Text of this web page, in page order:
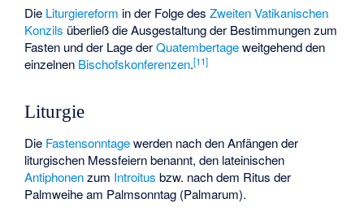
Die Liturgiereform in der Folge desZweiten Vatikanischen
Konzils überließ die Ausgestaltung der Bestimmungen zum
Fasten und der Lage derQuatembertageweitgehend den
einzelnen Bischofskonferenzen.[11]
Liturgie
Die Fastensonntagewerden nach den Anfängen der
liturgischen Messfeiern benannt, den lateinischen
Antiphonenzum Introitus bzw. nach dem Ritus der
Palmweihe am Palmsonntag (Palmarum).